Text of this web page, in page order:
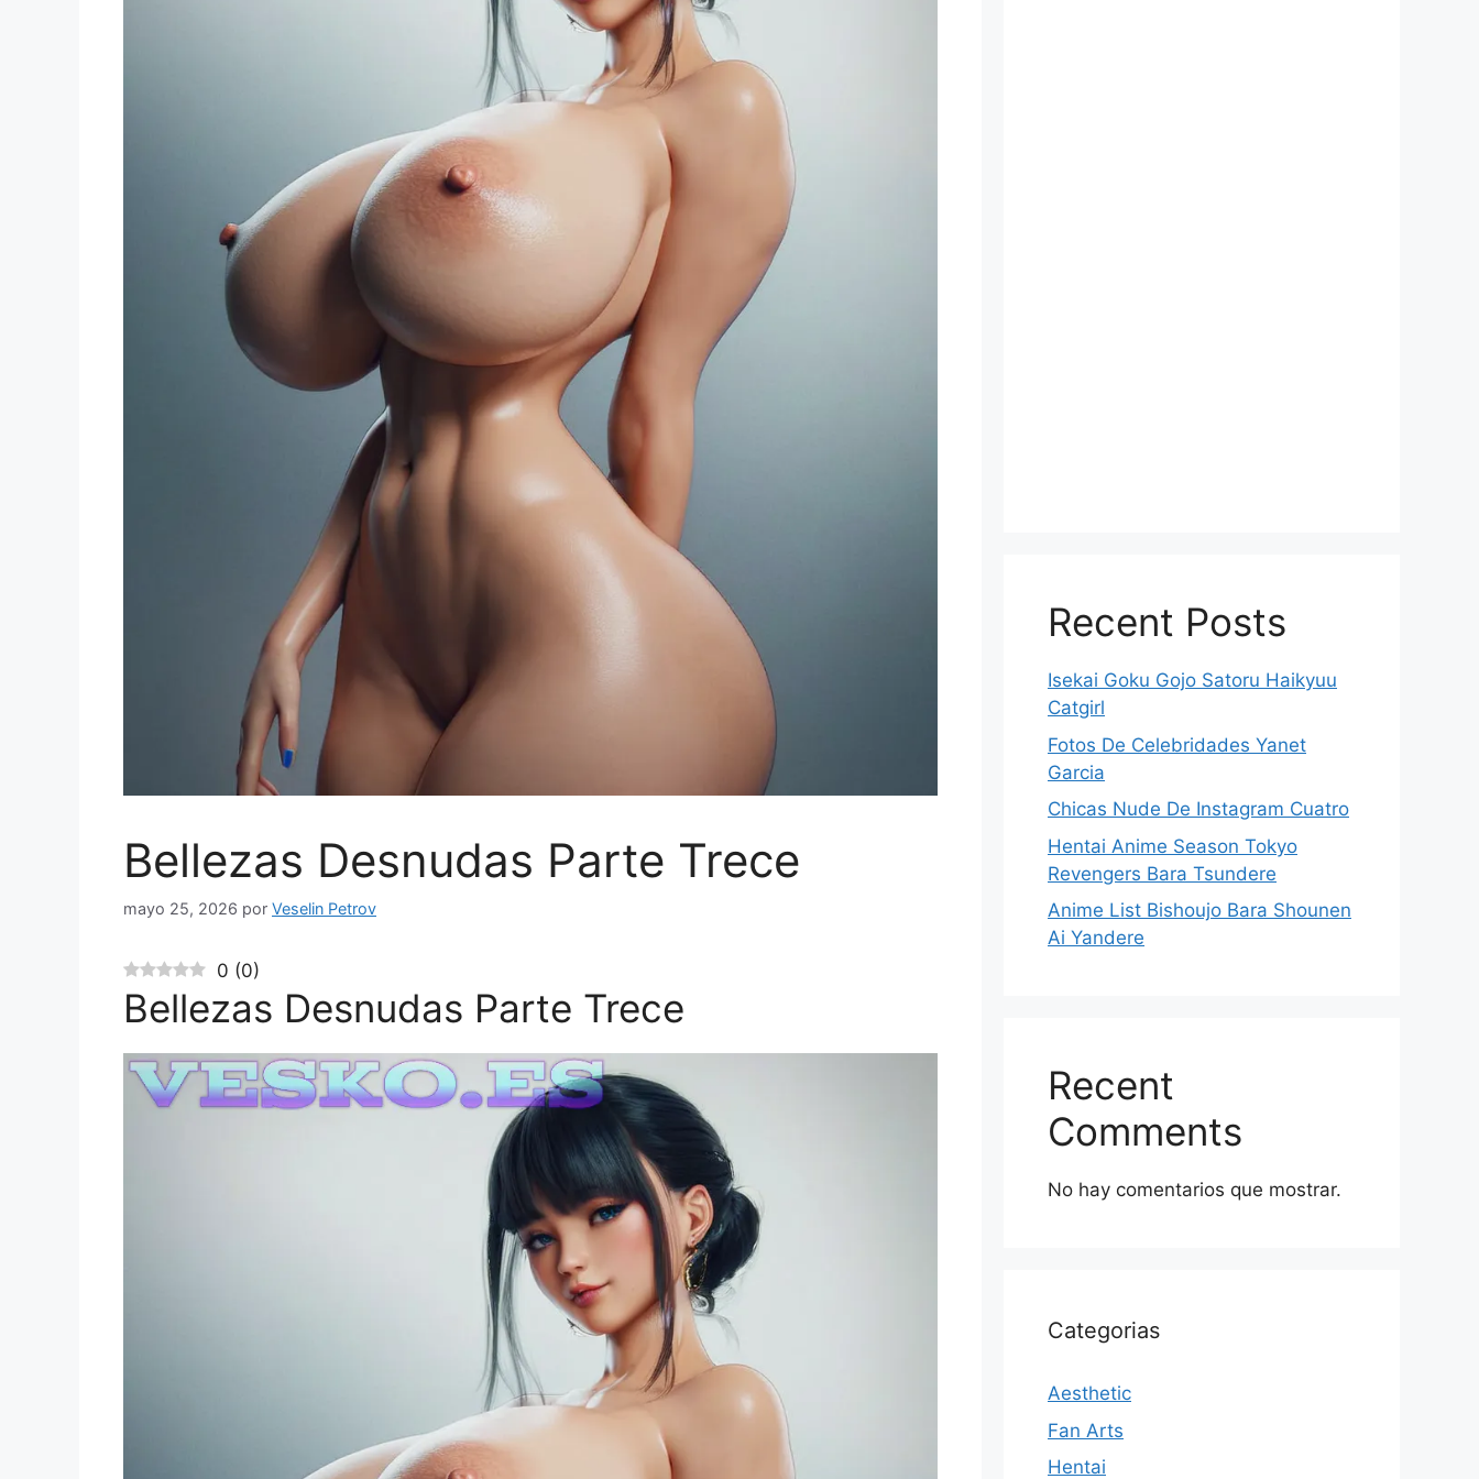
Bellezas Desnudas Parte Trece
mayo 25, 2026 por Veselin Petrov
0 (0)
Bellezas Desnudas Parte Trece
Recent Posts
Isekai Goku Gojo Satoru Haikyuu
Catgirl
Fotos De Celebridades Yanet
Garcia
Chicas Nude De Instagram Cuatro
Hentai Anime Season Tokyo
Revengers Bara Tsundere
Anime List Bishoujo Bara Shounen
Ai Yandere
Recent
Comments
No hay comentarios que mostrar.
Categorias
Aesthetic
Fan Arts
Hentai